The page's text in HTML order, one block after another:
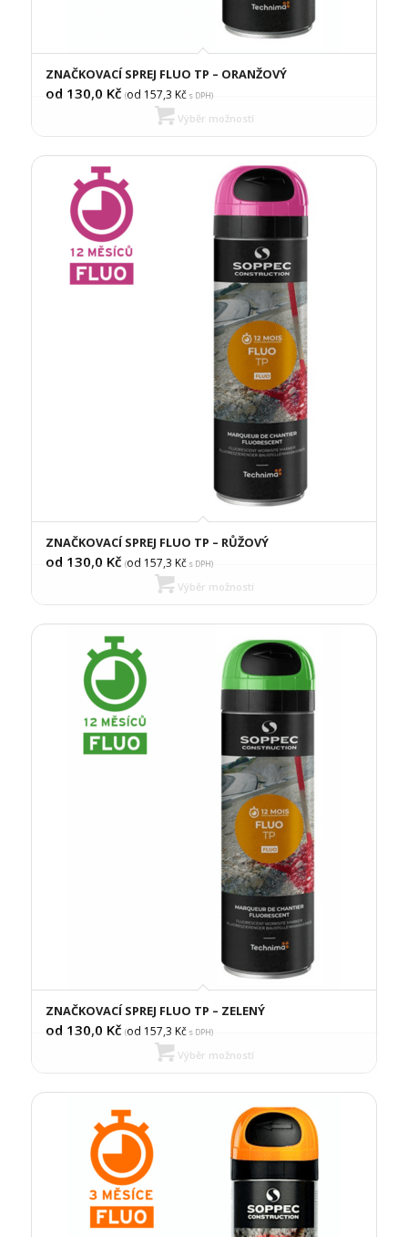
ZNAČKOVACÍ SPREJ FLUO TP – ORANŽOVÝ
od 130,0 Kč (od 157,3 Kčs DPH)
Výběr možností
ZNAČKOVACÍ SPREJ FLUO TP – RŮŽOVÝ
od 130,0 Kč (od 157,3 Kčs DPH)
Výběr možností
ZNAČKOVACÍ SPREJ FLUO TP – ZELENÝ
od 130,0 Kč (od 157,3 Kčs DPH)
Výběr možností